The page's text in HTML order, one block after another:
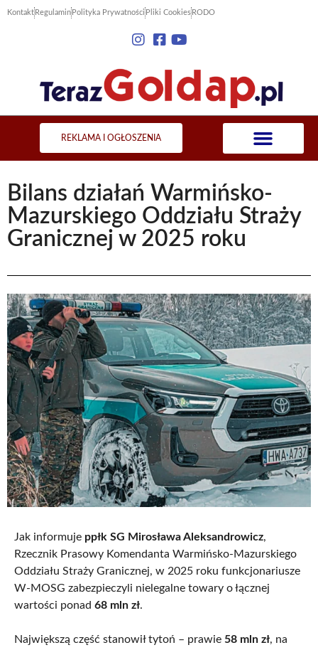
Kontakt Regulamin Polityka Prywatności Pliki Cookies RODO
REKLAMA I OGŁOSZENIA
Bilans działań Warmińsko-
Mazurskiego Oddziału Straży
Granicznej w 2025 roku
Jak informuje ppłk SG Mirosława Aleksandrowicz,
Rzecznik Prasowy Komendanta Warmińsko-Mazurskiego
Oddziału Straży Granicznej, w 2025 roku funkcjonariusze
W-MOSG zabezpieczyli nielegalne towary o łącznej
wartości ponad 68 mln zł.
Największą część stanowił tytoń – prawie 58 mln zł, na